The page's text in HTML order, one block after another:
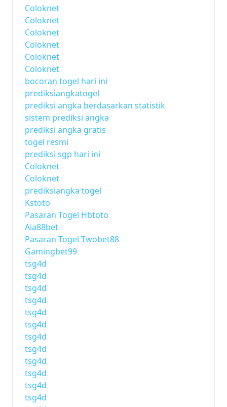
Coloknet
Coloknet
Coloknet
Coloknet
Coloknet
Coloknet
bocoran togel hari ini
prediksiangkatogel
prediksi angka berdasarkan statistik
sistem prediksi angka
prediksi angka gratis
togel resmi
prediksi sgp hari ini
Coloknet
Coloknet
prediksiangka togel
Kstoto
Pasaran Togel Hbtoto
Aia88bet
Pasaran Togel Twobet88
Gamingbet99
tsg4d
tsg4d
tsg4d
tsg4d
tsg4d
tsg4d
tsg4d
tsg4d
tsg4d
tsg4d
tsg4d
tsg4d